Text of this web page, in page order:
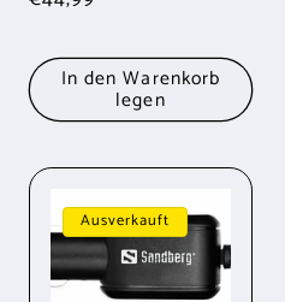
In den Warenkorb
legen
Ausverkauft